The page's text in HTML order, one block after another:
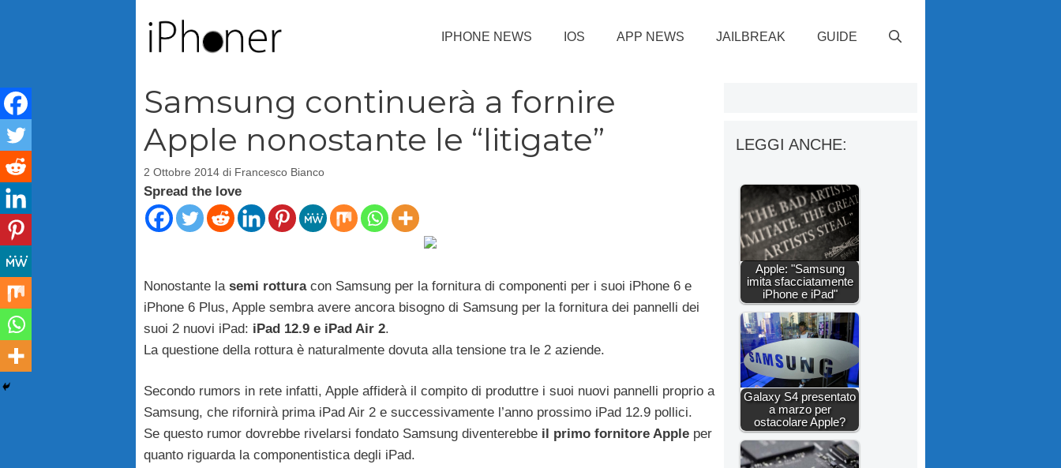
IPHONE NEWS IOS APP NEWS JAILBREAK GUIDE
Samsung continuerà a fornire
Apple nonostante le “litigate”
2 Ottobre 2014 di Francesco Bianco
Spread the love
Nonostante la semi rotturacon Samsung per la fornitura di componenti per i suoi iPhone 6 e
iPhone 6 Plus, Apple sembra avere ancora bisogno di Samsung per la fornitura dei pannelli dei
suoi 2 nuovi iPad: iPad 12.9 e iPad Air 2.
La questione della rottura è naturalmente dovuta alla tensione tra le 2 aziende.
Secondo rumors in rete infatti, Apple affiderà il compito di produttre i suoi nuovi pannelli proprio a
Samsung, che rifornirà prima iPad Air 2 e successivamente l’anno prossimo iPad 12.9 pollici.
Se questo rumor dovrebbe rivelarsi fondato Samsung diventerebbe il primo fornitore Apple per
quanto riguarda la componentistica degli iPad.
LEGGI ANCHE:
Apple: "Samsung
imita sfacciatamente
iPhone e iPad"
Galaxy S4 presentato
a marzo per
ostacolare Apple?